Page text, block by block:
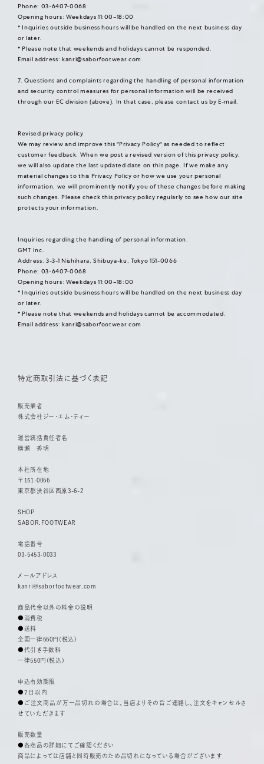
Phone: 03-6407-0068
Opening hours: Weekdays 11:00–18:00
* Inquiries outside business hours will be handled on the next business day
or later.
* Please note that weekends and holidays cannot be responded.
Email address: kanri@saborfootwear.com
7. Questions and complaints regarding the handling of personal information
and security control measures for personal information will be received
through our EC division (above). In that case, please contact us by E-mail.
Revised privacy policy
We may review and improve this "Privacy Policy" as needed to reflect
customer feedback. When we post a revised version of this privacy policy,
we will also update the last updated date on this page. If we make any
material changes to this Privacy Policy or how we use your personal
information, we will prominently notify you of these changes before making
such changes. Please check this privacy policy regularly to see how our site
protects your information.
Inquiries regarding the handling of personal information.
GMT Inc.
Address: 3-3-1 Nishihara, Shibuya-ku, Tokyo 151-0066
Phone: 03-6407-0068
Opening hours: Weekdays 11:00–18:00
* Inquiries outside business hours will be handled on the next business day
or later.
* Please note that weekends and holidays cannot be accommodated.
Email address: kanri@saborfootwear.com
特定商取引法に基づく表記
販売業者
株式会社ジー・エム・ティー
運営統括責任者名
横瀬 秀明
本社所在地
〒151-0066
東京都渋谷区西原3-6-2
SHOP
SABOR.FOOTWEAR
電話番号
03-5453-0033
メールアドレス
kanri@saborfootwear.com
商品代金以外の料金の説明
●消費税
●送料
全国一律660円(税込)
●代引き手数料
一律550円(税込)
申込有効期限
●７日以内
●ご注文商品が万一品切れの場合は、当店よりその旨ご連絡し、注文をキャンセルさ
せていただきます
販売数量
●各商品の詳細にてご確認ください
商品によっては店舗と同時販売のため品切れになっている場合がございます